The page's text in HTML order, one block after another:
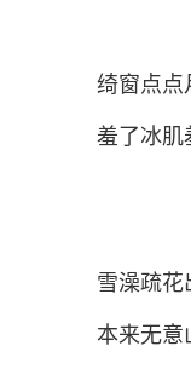
绮窗点点
羞了冰肌
雪澡疏花
本来无意